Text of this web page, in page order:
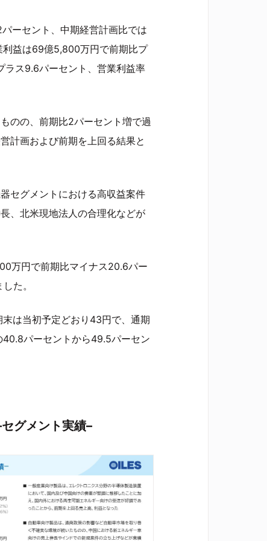
ーセント、中期経営計画比では
利益は69億5,800万円で前期比プ
ラス9.6パーセント、営業利益率
のの、前期比2パーセント増で過
計画および前期を上回る結果と
セグメントにおける高収益案件
、北米現地法人の合理化などが
万円で前期比マイナス20.6パー
た。
は当初予定どおり43円で、通期
パーセントから49.5パーセン
グメント実績–